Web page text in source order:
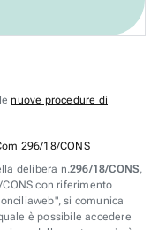
lenuove procedure di
296/18/CONS
delibera n.296/18/CONS,
con riferimento
si comunica
è possibile accedere